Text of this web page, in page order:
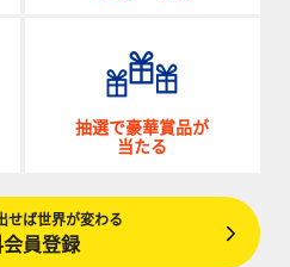
抽選で豪華賞品が
当たる
せば世界が変わる
会員登録